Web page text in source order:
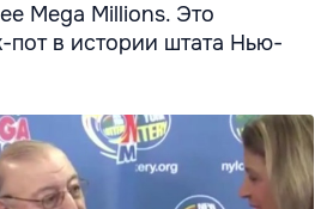
Mega Millions. Это
в истории штата Нью-